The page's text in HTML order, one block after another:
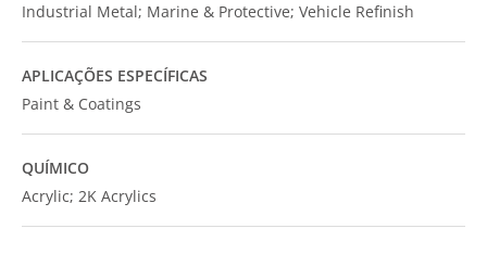
Industrial Metal; Marine & Protective; Vehicle Refinish
APLICAÇÕES ESPECÍFICAS
Paint & Coatings
QUÍMICO
Acrylic; 2K Acrylics